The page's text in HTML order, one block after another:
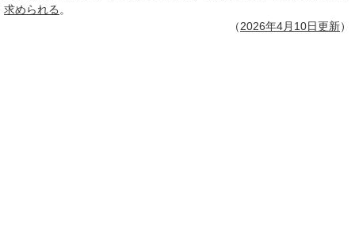
求められる 。
（2026年4月10日更新）